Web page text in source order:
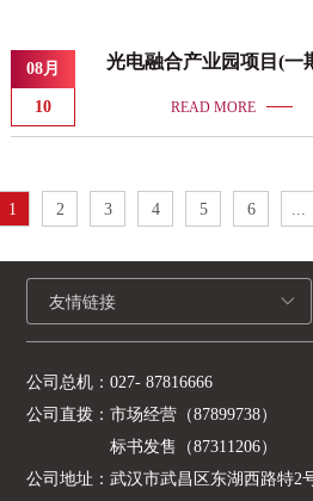
高新大道777号1号楼3楼3025前
作。根据评标委员会提交的评
现将本次招标的评标结果予以公
08月
10
光电融合产业园项目(一
READ MORE
1 2 3 4 5 6 ...
友情链接
公司总机：027- 87816666
公司直拨：市场经营（87899738）
标书发售（87311206）
公司地址：武汉市武昌区东湖西路特2